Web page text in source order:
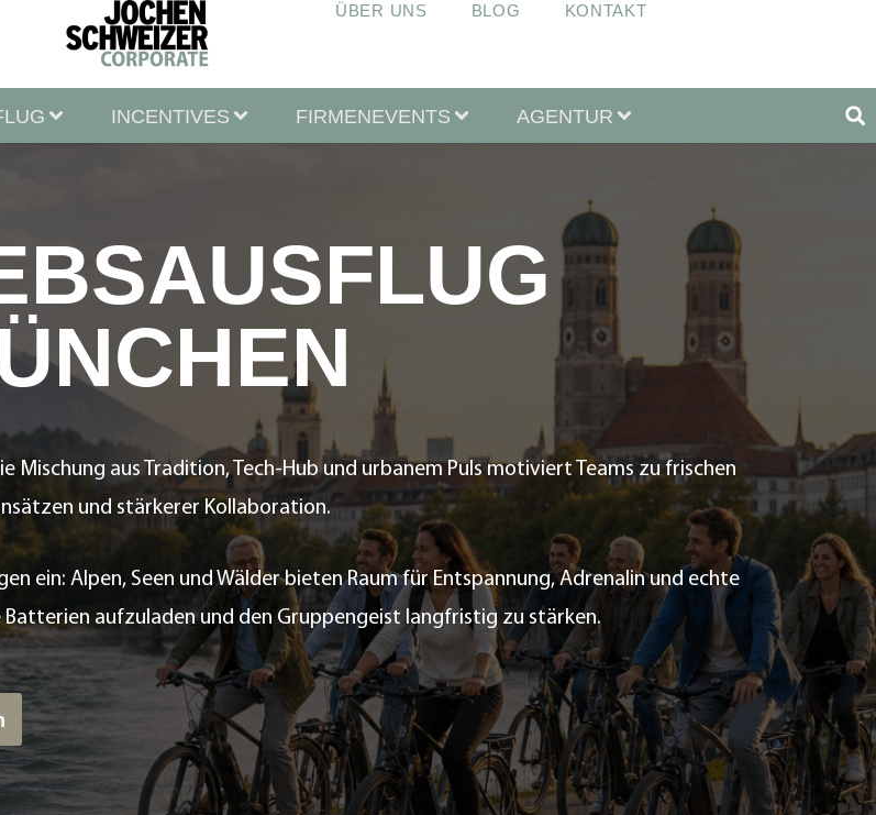
ÜBER UNS BLOG KONTAKT
INCENTIVES FIRMENEVENTS AGENTUR
Mischung aus Tradition, Tech-Hub und urbanem Puls motiviert Teams zu frischen
und stärkerer Kollaboration.
ein: Alpen, Seen und Wälder bieten Raum für Entspannung, Adrenalin und echte
aufzuladen und den Gruppengeist langfristig zu stärken.